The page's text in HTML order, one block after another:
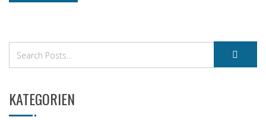
KATEGORIEN